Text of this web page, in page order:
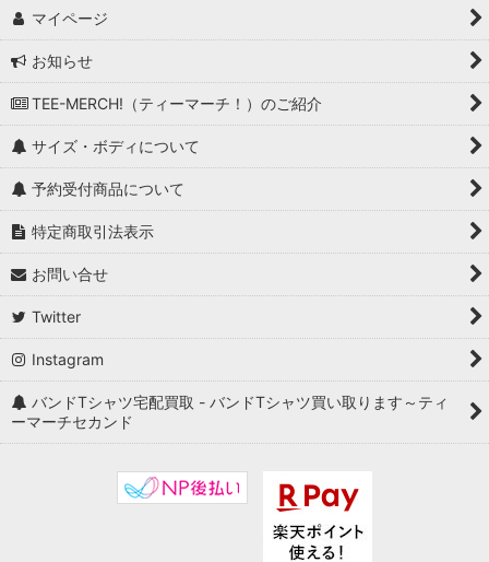
マイページ
お知らせ
TEE-MERCH!（ティーマーチ！）のご紹介
サイズ・ボディについて
予約受付商品について
特定商取引法表示
お問い合せ
Twitter
Instagram
バンドTシャツ宅配買取 - バンドTシャツ買い取ります～ティ
ーマーチセカンド